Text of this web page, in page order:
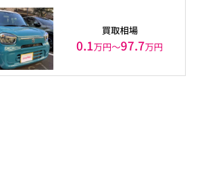
買取相場
0.1万円〜97.7万円